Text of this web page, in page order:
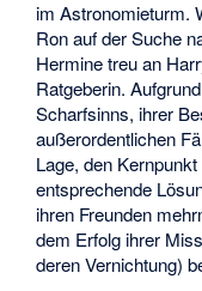
im Astronomieturm.
Ron auf der Suche
Hermine treu an
Ratgeberin.
Scharfsinns, ihrer
außerordentlichen
Lage, den
entsprechende
ihren Freunden
dem Erfolg ihrer
deren Vernichtung)